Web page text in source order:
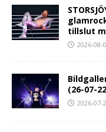
tillslut
2026-08-
(26-07-
2026-07-